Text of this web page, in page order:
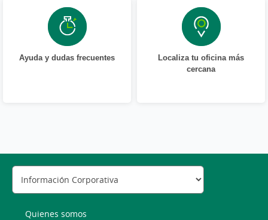
Ayuda y dudas frecuentes
Localiza tu oficina más
cercana
Quienes somos